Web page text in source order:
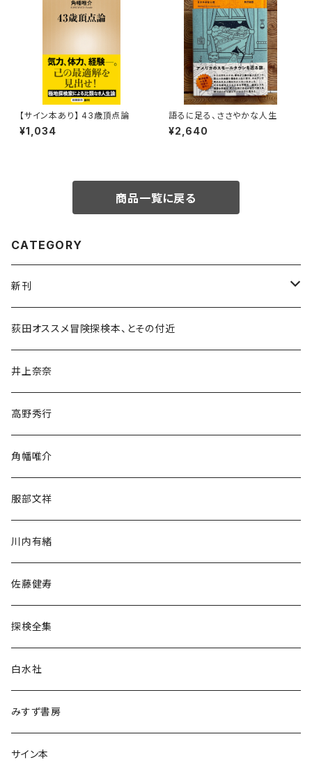
【サイン本あり】 43歳頂点論
¥1,034
語るに足る、ささやかな人生
¥2,640
商品一覧に戻る
CATEGORY
新刊
和書
文学・小説・物語
随筆・ノンフィクション・その他
民族・風習
言語・ことば
荻田オススメ冒険探検本、とその付近
井上奈奈
高野秀行
角幡唯介
服部文祥
川内有緒
佐藤健寿
探検全集
白水社
みすず書房
サイン本